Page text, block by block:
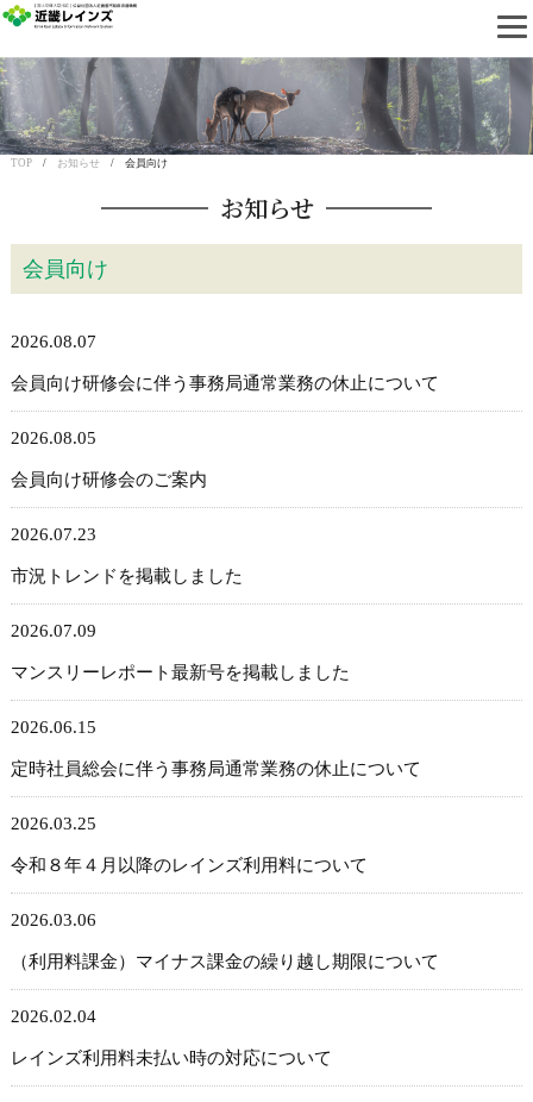
TOP/ お知らせ/ 会員向け
お知らせ
会員向け
2026.08.07
会員向け研修会に伴う事務局通常業務の休止について
2026.08.05
会員向け研修会のご案内
2026.07.23
市況トレンドを掲載しました
2026.07.09
マンスリーレポート最新号を掲載しました
2026.06.15
定時社員総会に伴う事務局通常業務の休止について
2026.03.25
令和８年４月以降のレインズ利用料について
2026.03.06
（利用料課金）マイナス課金の繰り越し期限について
2026.02.04
レインズ利用料未払い時の対応について